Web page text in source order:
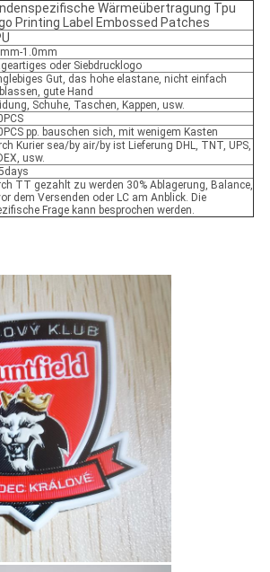
Wärmeübertragung Tpu
Printing Label Embossed Patches
1.0mm
oder Siebdrucklogo
Gut, das hohe elastane, nicht einfach
gute Hand
Schuhe, Taschen, Kappen, usw.
pp. bauschen sich, mit wenigem Kasten
Kurier sea/by air/by ist Lieferung DHL, TNT, UPS,
usw.
TT gezahlt zu werden 30% Ablagerung, Balance,
dem Versenden oder LC am Anblick. Die
Frage kann besprochen werden.